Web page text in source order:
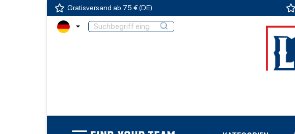
Gratisversand ab 75 € (DE)